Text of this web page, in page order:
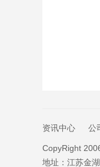
资讯中心 公
CopyRight
地址：江苏金